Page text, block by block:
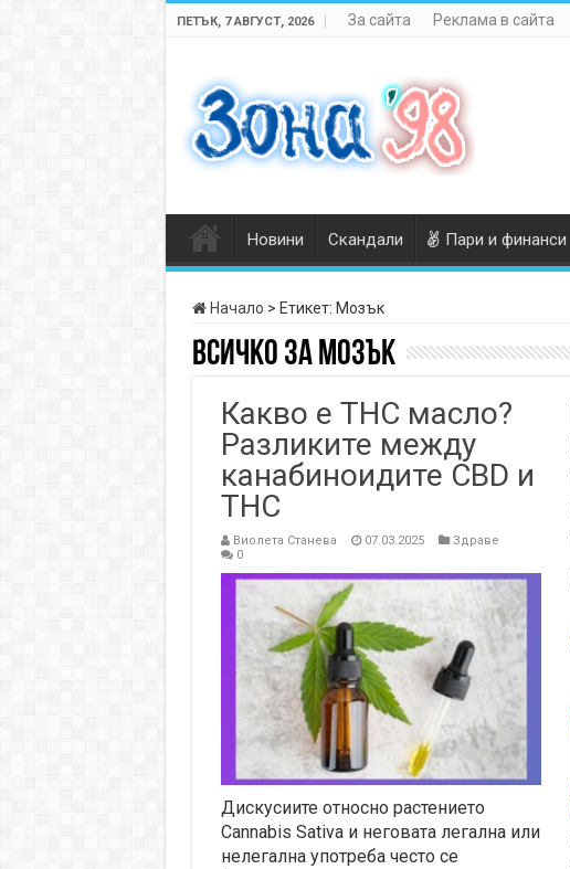
ПЕТЪК, 7 АВГУСТ, 2026 За сайта Реклама в сайта
Новини Скандали Пари и финанси
Начало > Етикет: Мозък
Всичко заМозък
Какво е THC масло?
Разликите между
канабиноидите CBD и
THC
Виолета Станева 07.03.2025
Здраве
0
Дискусиите относно растението
Cannabis Sativa и неговата легална или
нелегална употреба често се